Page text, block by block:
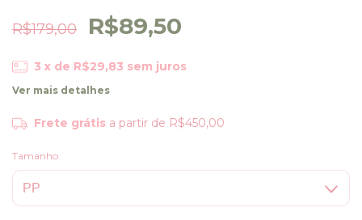
R$179,00 R$89,50
3 x de R$29,83 sem juros
Ver mais detalhes
Frete grátis a partir de R$450,00
Tamanho